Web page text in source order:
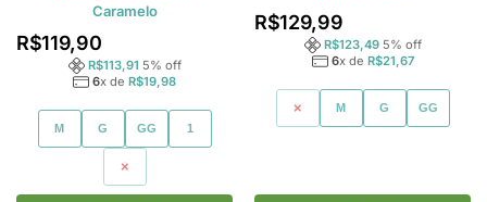
Caramelo
R$119,90
R$113,91 5% off
6x de R$19,98
M G GG 1
2
R$129,99
R$123,49 5% off
6x de R$21,67
P M G GG